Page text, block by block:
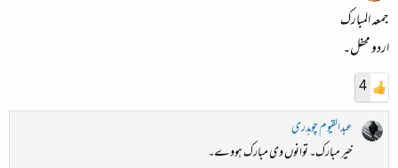
جمعہ المبارک
اردو محفل۔
4
عبدالقیوم چوہدری
خیر مبارک۔ توانوں وی مبارک ہووے۔